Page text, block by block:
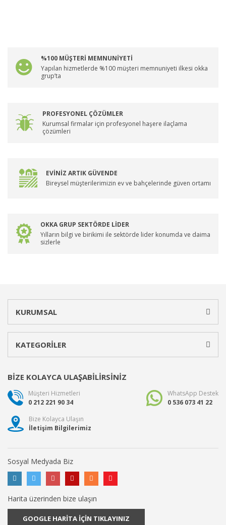
%100 MÜŞTERİ MEMNUNİYETİ
Yapılan hizmetlerde %100 müşteri memnuniyeti ilkesi okka
grup’ta
PROFESYONEL ÇÖZÜMLER
Kurumsal firmalar için profesyonel haşere ilaçlama
çözümleri
EVİNİZ ARTIK GÜVENDE
Bireysel müşterilerimizin ev ve bahçelerinde güven ortamı
OKKA GRUP SEKTÖRDE LİDER
Yılların bilgi ve birikimi ile sektörde lider konumda ve daima
sizlerle
KURUMSAL
KATEGORİLER
BİZE KOLAYCA ULAŞABİLİRSİNİZ
Müşteri Hizmetleri
0 212 221 90 34
WhatsApp Destek
0 536 073 41 22
Bize Kolayca Ulaşın
İletişim Bilgilerimiz
Sosyal Medyada Biz
Harita üzerinden bize ulaşın
GOOGLE HARİTA İÇİN TIKLAYINIZ